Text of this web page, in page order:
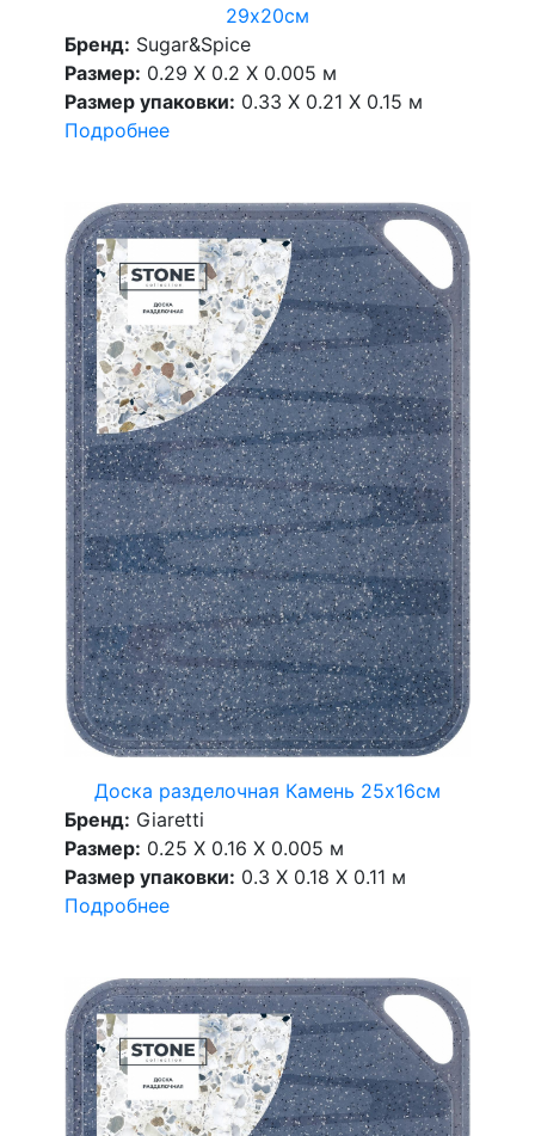
29х20см
Бренд: Sugar&Spice
Размер: 0.29 X 0.2 X 0.005 м
Размер упаковки: 0.33 X 0.21 X 0.15 м
Подробнее
Доска разделочная Камень 25х16см
Бренд: Giaretti
Размер: 0.25 X 0.16 X 0.005 м
Размер упаковки: 0.3 X 0.18 X 0.11 м
Подробнее